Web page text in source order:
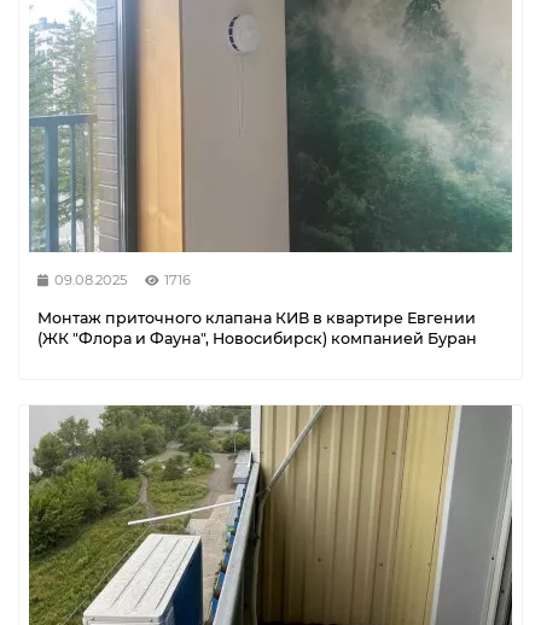
09.08.2025 1716
Монтаж приточного клапана КИВ в квартире Евгении
(ЖК "Флора и Фауна", Новосибирск) компанией Буран